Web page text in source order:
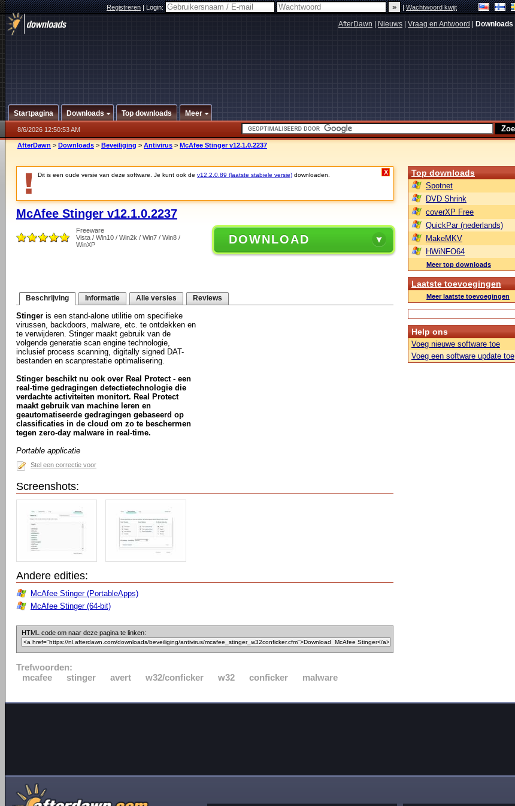
Registreren|Login: |Wachtwoord kwijt
AfterDawn Nieuws Vraag en Antwoord Downloads
Startpagina Downloads Top downloads Meer
8/6/2026 12:50:53 AM
AfterDawn > Downloads > Beveiliging > Antivirus > McAfee Stinger v12.1.0.2237
Dit is een oude versie van deze software. Je kunt ook de v12.2.0.89 (laatste stabiele versie) downloaden. X
McAfee Stinger v12.1.0.2237
Freeware
Vista / Win10 / Win2k / Win7 / Win8 /
WinXP
DOWNLOAD
Beschrijving Informatie Alle versies Reviews
Stinger is een stand-alone utilitie om specifieke
virussen, backdoors, malware, etc. te ontdekken en
te verwijderen. Stinger maakt gebruik van de
volgende generatie scan engine technologie,
inclusief process scanning, digitally signed DAT-
bestanden en scanprestatie optimalisering.
Stinger beschikt nu ook over Real Protect - een
real-time gedragingen detectietechnologie die
verdachte activiteiten monitort. Real Protect
maakt gebruik van machine leren en
geautomatiseerde gedragingen gebaseerd op
classificaties in de cloud om zo te beschermen
tegen zero-day malware in real-time.
Portable applicatie
Stel een correctie voor
Screenshots:
Andere edities:
McAfee Stinger (PortableApps)
McAfee Stinger (64-bit)
HTML code om naar deze pagina te linken:
Trefwoorden:
mcafee
stinger avert w32/conficker w32 conficker malware
Top downloads
Spotnet
DVD Shrink
coverXP Free
QuickPar (nederlands)
MakeMKV
HWiNFO64
Meer top downloads
Laatste toevoegingen
Meer laatste toevoegingen
Help ons
Voeg nieuwe software toe
Voeg een software update toe